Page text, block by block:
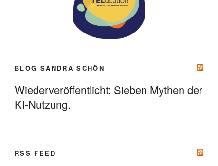
BLOG SANDRA SCHÖN
Wiederveröffentlicht: Sieben Mythen der
KI-Nutzung.
RSS FEED